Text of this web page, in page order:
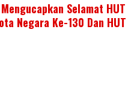
Selamat HUT
Negara Ke-130 Dan HUT